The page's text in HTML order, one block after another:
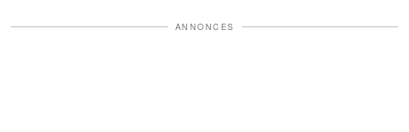
ANNONCES